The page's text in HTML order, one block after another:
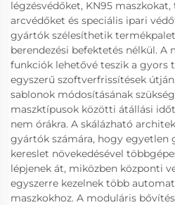
légzésvédőket, KN95
arcvédőket és speciális ipari
gyártók szélesíthetik
berendezési befektetés nélkül. A
funkciók lehetővé teszik a gyors
egyszerű szoftverfrissítések
sablonok módosításának
maszktípusok közötti átállási
nem órákra. A skálázható
gyártók számára, hogy egyetlen
kereslet növekedésével
lépjenek át, miközben központi
egyszerre kezelnek több
maszkokhoz. A moduláris